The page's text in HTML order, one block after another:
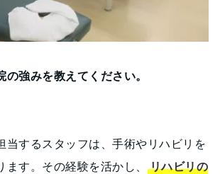
強みを教えてください。
当するスタッフは、手術やリハビリを
ます。その経験を活かし、
リハビリの